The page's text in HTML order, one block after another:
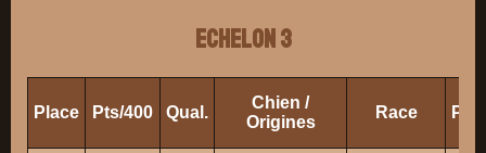
ECHELON 3
Place Pts/400 Qual.
Chien /
Origines
Race